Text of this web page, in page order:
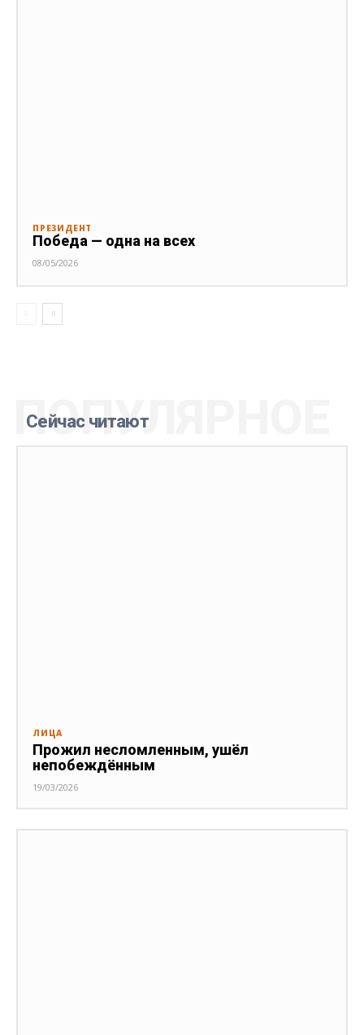
ПРЕЗИДЕНТ
Победа — одна на всех
08/05/2026
Сейчас читают
ПОПУЛЯРНОЕ
ЛИЦА
Прожил несломленным, ушёл
непобеждённым
19/03/2026